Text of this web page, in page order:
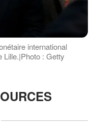
international
Lille.|Photo : Getty